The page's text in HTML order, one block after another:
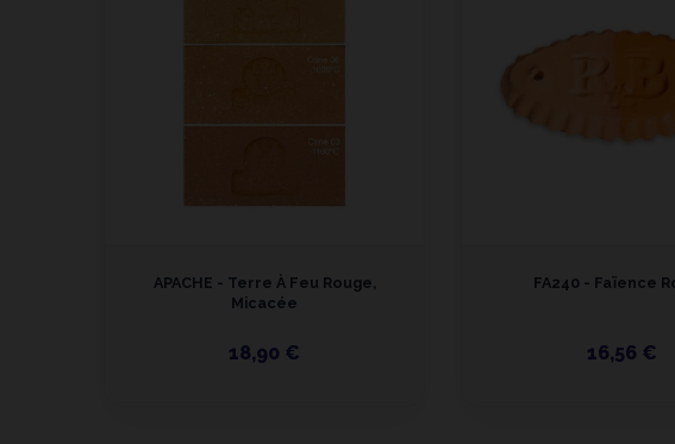
APACHE - Terre À Feu Rouge,
Micacée
18,90 €
FA240 - Faïence
16,56 €